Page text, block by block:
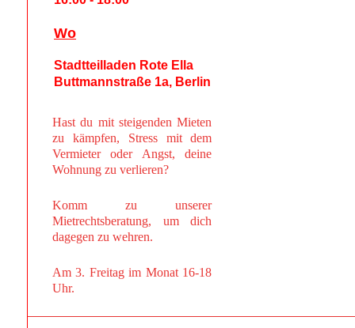
Hast du mit steigenden Mieten
zu kämpfen, Stress mit dem
Vermieter oder Angst, deine
Wohnung zu verlieren?
Komm zu unserer
Mietrechtsberatung, um dich
dagegen zu wehren.
Am 3. Freitag im Monat 16-18
Uhr.
Wo
Stadtteilladen Rote Ella
Buttmannstraße 1a, Berlin